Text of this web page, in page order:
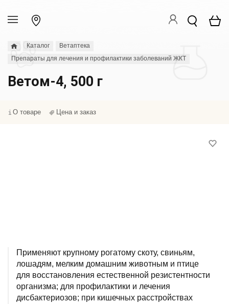
Каталог
Ветаптека
Препараты для лечения и профилактики заболеваний ЖКТ
Ветом-4, 500 г
О товаре Цена и заказ
Применяют крупному рогатому скоту, свиньям,
лошадям, мелким домашним животным и птице
для восстановления естественной резистентности
организма; для профилактики и лечения
дисбактериозов; при кишечных расстройствах